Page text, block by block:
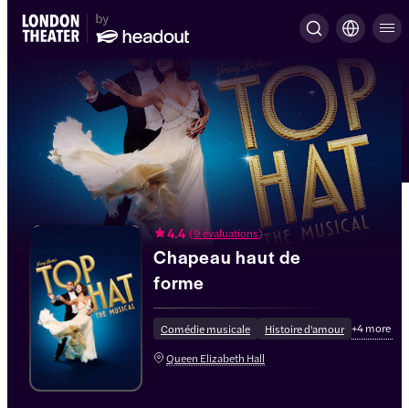
4.4 (9 évaluations)
Chapeau haut de
forme
Comédie musicale Histoire d'amour +4more
Queen Elizabeth Hall